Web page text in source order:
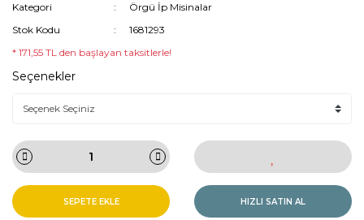
Kategori
Örgü İp Misinalar
Stok Kodu
1681293
* 171,55 TL den başlayan taksitlerle!
Seçenekler
SEPETE EKLE HIZLI SATIN AL